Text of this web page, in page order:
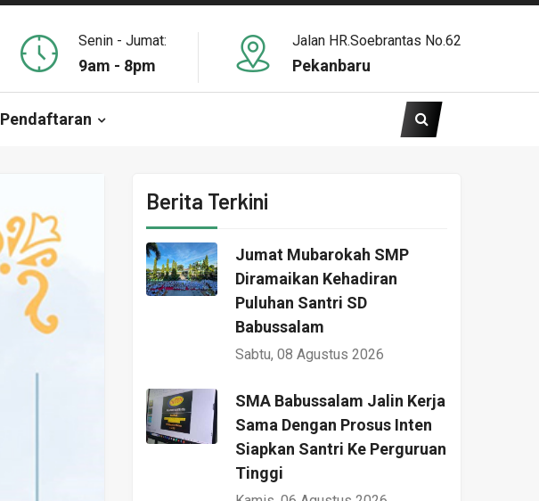
Senin - Jumat:
9am - 8pm
Jalan HR.Soebrantas No.62
Pekanbaru
Pendaftaran
Berita Terkini
Jumat Mubarokah SMP
Diramaikan Kehadiran
Puluhan Santri SD
Babussalam
Sabtu, 08 Agustus 2026
SMA Babussalam Jalin Kerja
Sama Dengan Prosus Inten
Siapkan Santri Ke Perguruan
Tinggi